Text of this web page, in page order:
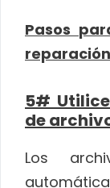
Pasos
reparación
5#
de
Los